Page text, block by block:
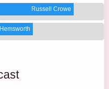
Russell Crowe